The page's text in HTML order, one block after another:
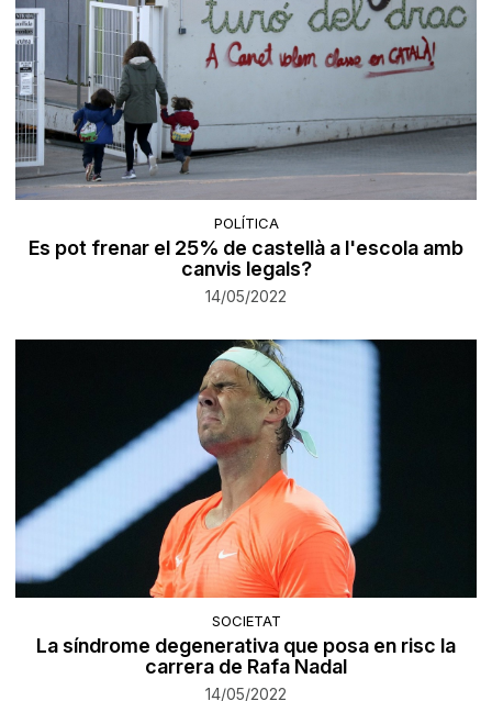
POLÍTICA
Es pot frenar el 25% de castellà a l'escola amb
canvis legals?
14/05/2022
SOCIETAT
La síndrome degenerativa que posa en risc la
carrera de Rafa Nadal
14/05/2022